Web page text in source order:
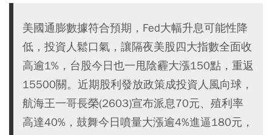
美國通膨數據符合預期，Fed大幅升息可能性降
低，投資人鬆口氣，讓隔夜美股四大指數全面收
高逾1%，台股今日也一甩陰霾大漲150點，重返
15500關。近期股利發放政策成投資人風向球，
航海王一哥長榮(2603)宣布派息70元、殖利率
高達40%，鼓舞今日噴量大漲逾4%進逼180元，